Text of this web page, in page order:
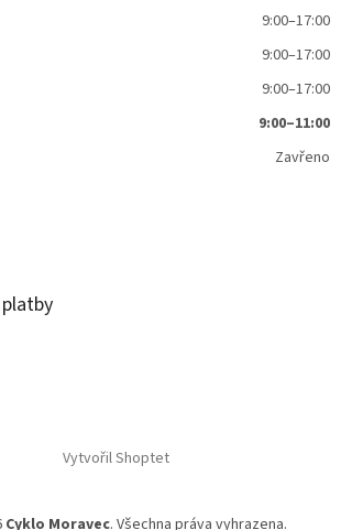
9:00–17:00
9:00–17:00
9:00–17:00
9:00–11:00
Zavřeno
Vytvořil Shoptet
Cyklo Moravec. Všechna práva vyhrazena.